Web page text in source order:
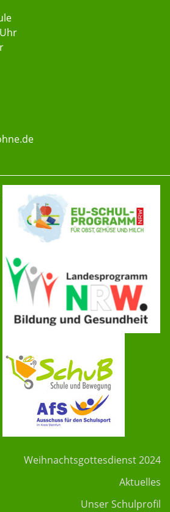
.de
Weihnachtsgottesdienst 2024
Aktuelles
Unser Schulprofil